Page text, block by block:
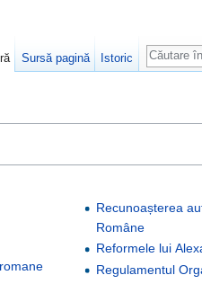
Recunoașterea
Române
Reformele lui
Regulamentul
Sursă pagină Istoric